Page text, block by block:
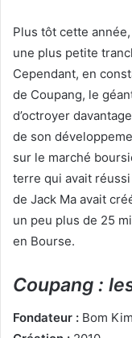
Plus tôt cette
une plus petite
Cependant, en
de Coupang, le
d’octroyer
de son
sur le marché
terre qui avait
de Jack Ma avait
un peu plus de 25
en Bourse.
Coupang :
Fondateur : Bom Kim